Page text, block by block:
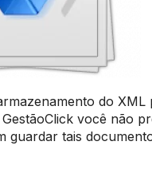
do XML
você não
guardar tais